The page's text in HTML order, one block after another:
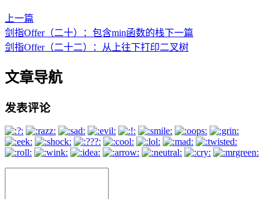
上一篇
剑指Offer（二十）：包含min函数的栈下一篇
剑指Offer（二十二）：从上往下打印二叉树
文章导航
发表评论